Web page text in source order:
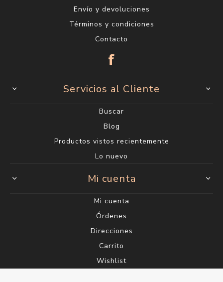
Envío y devoluciones
Términos y condiciones
Contacto
Servicios al Cliente
Buscar
Blog
Productos vistos recientemente
Lo nuevo
Mi cuenta
Mi cuenta
Órdenes
Direcciones
Carrito
Wishlist